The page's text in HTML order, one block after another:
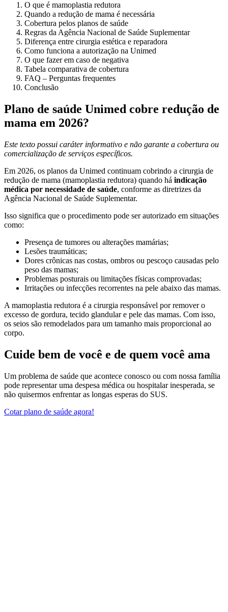
O que é mamoplastia redutora
Quando a redução de mama é necessária
Cobertura pelos planos de saúde
Regras da Agência Nacional de Saúde Suplementar
Diferença entre cirurgia estética e reparadora
Como funciona a autorização na Unimed
O que fazer em caso de negativa
Tabela comparativa de cobertura
FAQ – Perguntas frequentes
Conclusão
Plano de saúde Unimed cobre redução de
mama em 2026?
Este texto possui caráter informativo e não garante a cobertura ou
comercialização de serviços específicos.
Em 2026, os planos da Unimed continuam cobrindo a cirurgia de
redução de mama (mamoplastia redutora) quando há indicação
médica por necessidade de saúde, conforme as diretrizes da
Agência Nacional de Saúde Suplementar.
Isso significa que o procedimento pode ser autorizado em situações
como:
Presença de tumores ou alterações mamárias;
Lesões traumáticas;
Dores crônicas nas costas, ombros ou pescoço causadas pelo
peso das mamas;
Problemas posturais ou limitações físicas comprovadas;
Irritações ou infecções recorrentes na pele abaixo das mamas.
A mamoplastia redutora é a cirurgia responsável por remover o
excesso de gordura, tecido glandular e pele das mamas. Com isso,
os seios são remodelados para um tamanho mais proporcional ao
corpo.
Cuide bem de você e de quem você ama
Um problema de saúde que acontece conosco ou com nossa família
pode representar uma despesa médica ou hospitalar inesperada, se
não quisermos enfrentar as longas esperas do SUS.
Cotar plano de saúde agora!